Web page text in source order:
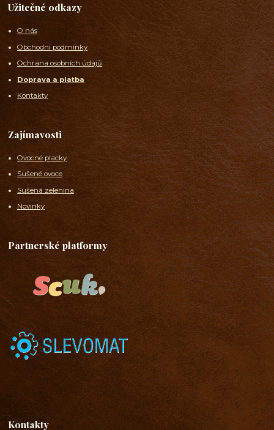
Užitečné odkazy
O nás
Obchodní podmínky
Ochrana osobních údajů
Doprava a platba
Kontakty
Zajímavosti
Ovocné placky
Sušené ovoce
Sušená zelenina
Novinky
Partnerské platformy
Kontakty